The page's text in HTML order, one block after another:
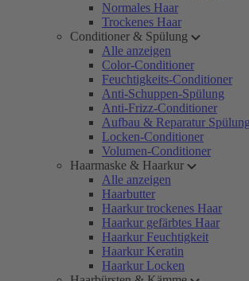
Normales Haar
Trockenes Haar
Conditioner & Spülung
Alle anzeigen
Color-Conditioner
Feuchtigkeits-Conditioner
Anti-Schuppen-Spülung
Anti-Frizz-Conditioner
Aufbau & Reparatur Spülung
Locken-Conditioner
Volumen-Conditioner
Haarmaske & Haarkur
Alle anzeigen
Haarbutter
Haarkur trockenes Haar
Haarkur gefärbtes Haar
Haarkur Feuchtigkeit
Haarkur Keratin
Haarkur Locken